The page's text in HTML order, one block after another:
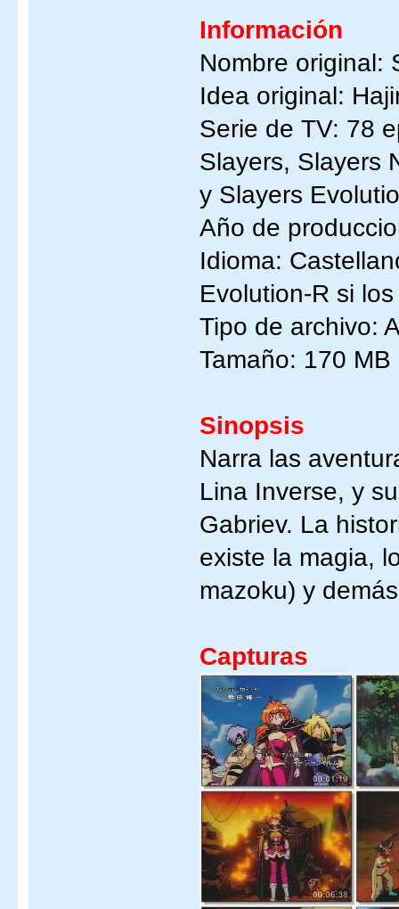
Información
Nombre original:
Idea original:
Serie de TV: 78
Slayers, Slayers
y Slayers
Año de
Idioma:
Evolution-R si
Tipo de archivo:
Tamaño: 170
Sinopsis
Narra las
Lina Inverse, y
Gabriev. La
existe la magia,
mazoku) y
Capturas